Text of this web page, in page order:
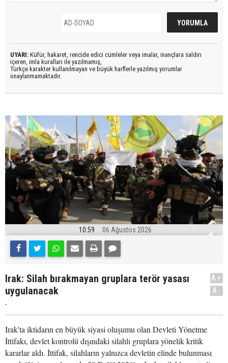
UYARI: Küfür, hakaret, rencide edici cümleler veya imalar, inançlara saldırı
içeren, imla kuralları ile yazılmamış,
Türkçe karakter kullanılmayan ve büyük harflerle yazılmış yorumlar
onaylanmamaktadır.
10:59 06 Ağustos 2026
Irak: Silah bırakmayan gruplara terör yasası
uygulanacak
.
A+
A-
Irak'ta iktidarın en büyük siyasi oluşumu olan Devleti Yönetme
İttifakı, devlet kontrolü dışındaki silahlı gruplara yönelik kritik
kararlar aldı. İttifak, silahların yalnızca devletin elinde bulunması